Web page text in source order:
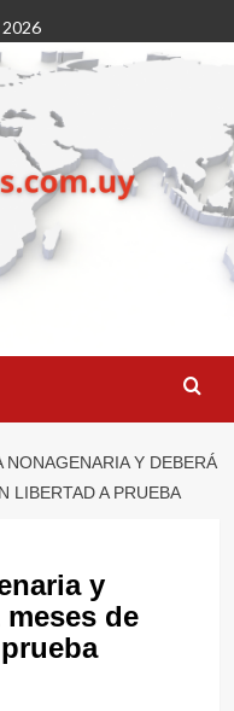
NONAGENARIA Y DEBERÁ
LIBERTAD A PRUEBA
y
de